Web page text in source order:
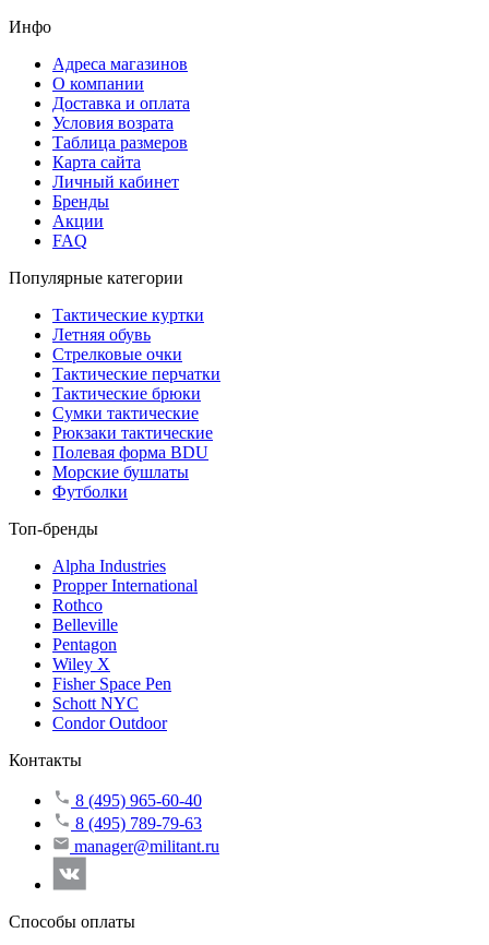
Инфо
Адреса магазинов
О компании
Доставка и оплата
Условия возрата
Таблица размеров
Карта сайта
Личный кабинет
Бренды
Акции
FAQ
Популярные категории
Тактические куртки
Летняя обувь
Стрелковые очки
Тактические перчатки
Тактические брюки
Сумки тактические
Рюкзаки тактические
Полевая форма BDU
Морские бушлаты
Футболки
Топ-бренды
Alpha Industries
Propper International
Rothco
Belleville
Pentagon
Wiley X
Fisher Space Pen
Schott NYC
Condor Outdoor
Контакты
8 (495) 965-60-40
8 (495) 789-79-63
manager@militant.ru
Способы оплаты